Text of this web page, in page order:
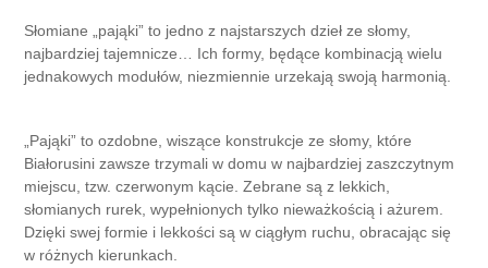
Słomiane „pająki” to jedno z najstarszych dzieł ze słomy,
najbardziej tajemnicze… Ich formy, będące kombinacją wielu
jednakowych modułów, niezmiennie urzekają swoją harmonią.
„Pająki” to ozdobne, wiszące konstrukcje ze słomy, które
Białorusini zawsze trzymali w domu w najbardziej zaszczytnym
miejscu, tzw. czerwonym kącie. Zebrane są z lekkich,
słomianych rurek, wypełnionych tylko nieważkością i ażurem.
Dzięki swej formie i lekkości są w ciągłym ruchu, obracając się
w różnych kierunkach.